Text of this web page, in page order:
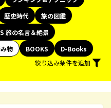
歴史時代
旅の図鑑
旅の名言＆絶景
物 BOOKS
D-Books
絞り込み条件を追加